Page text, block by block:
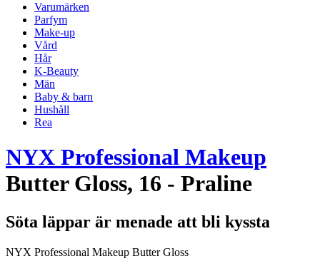
Varumärken
Parfym
Make-up
Vård
Hår
K-Beauty
Män
Baby & barn
Hushåll
Rea
NYX Professional Makeup
Butter Gloss, 16 - Praline
Söta läppar är menade att bli kyssta
NYX Professional Makeup Butter Gloss